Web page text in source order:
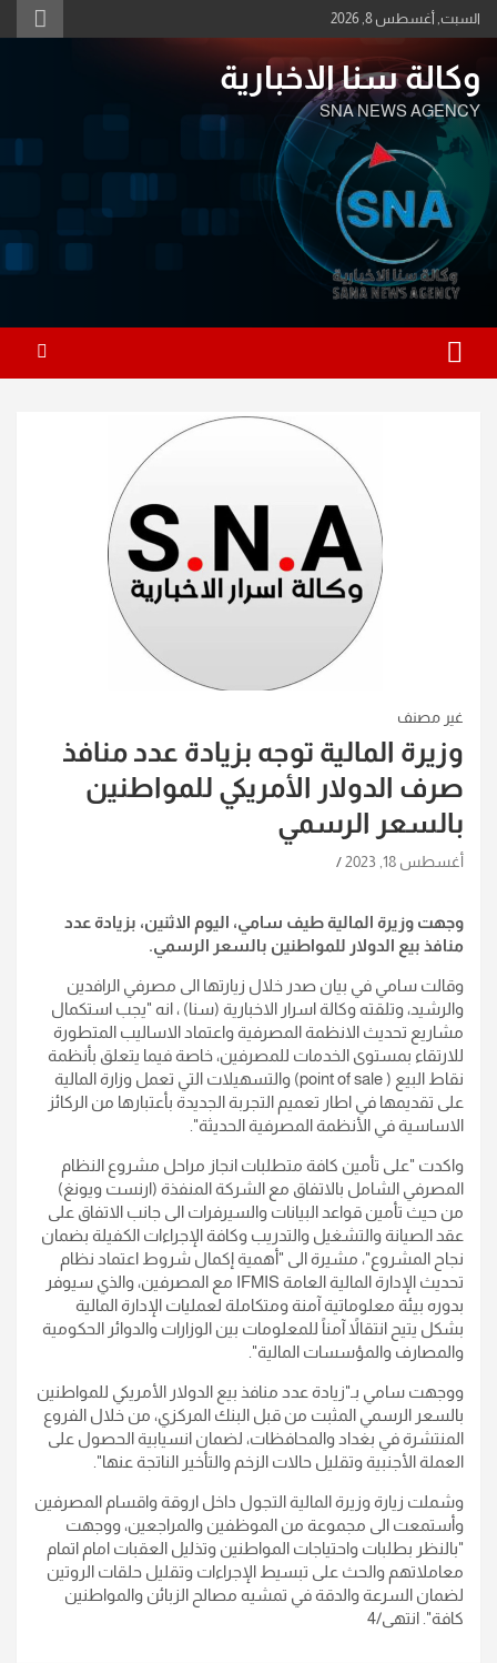
Skip
to
السبت, أغسطس 8, 2026
وكالة سنا الاخبارية
SNA NEWS AGENCY
غير مصنف
وزيرة المالية توجه بزيادة عدد منافذ
صرف الدولار الأمريكي للمواطنين
بالسعر الرسمي
أغسطس 18, 2023
وجهت وزيرة المالية طيف سامي، اليوم الاثنين، بزيادة عدد
منافذ بيع الدولار للمواطنين بالسعر الرسمي.
وقالت سامي في بيان صدر خلال زيارتها الى مصرفي الرافدين
والرشيد، وتلقته وكالة اسرار الاخبارية (سنا) ، انه "يجب استكمال
مشاريع تحديث الانظمة المصرفية واعتماد الاساليب المتطورة
للارتقاء بمستوى الخدمات للمصرفين، خاصة فيما يتعلق بأنظمة
نقاط البيع ( point of sale) والتسهيلات التي تعمل وزارة المالية
على تقديمها في اطار تعميم التجربة الجديدة بأعتبارها من الركائز
الاساسية في الأنظمة المصرفية الحديثة".
واكدت "على تأمين كافة متطلبات انجاز مراحل مشروع النظام
المصرفي الشامل بالاتفاق مع الشركة المنفذة (ارنست ويونغ)
من حيث تأمين قواعد البيانات والسيرفرات الى جانب الاتفاق على
عقد الصيانة والتشغيل والتدريب وكافة الإجراءات الكفيلة بضمان
نجاح المشروع"، مشيرة الى "أهمية إكمال شروط اعتماد نظام
تحديث الإدارة المالية العامة IFMIS مع المصرفين، والذي سيوفر
بدوره بيئة معلوماتية آمنة ومتكاملة لعمليات الإدارة المالية
بشكل يتيح انتقالاً آمناً للمعلومات بين الوزارات والدوائر الحكومية
والمصارف والمؤسسات المالية".
ووجهت سامي بـ"زيادة عدد منافذ بيع الدولار الأمريكي للمواطنين
بالسعر الرسمي المثبت من قبل البنك المركزي، من خلال الفروع
المنتشرة في بغداد والمحافظات، لضمان انسيابية الحصول على
العملة الأجنبية وتقليل حالات الزخم والتأخير الناتجة عنها".
وشملت زيارة وزيرة المالية التجول داخل اروقة واقسام المصرفين
وأستمعت الى مجموعة من الموظفين والمراجعين، ووجهت
"بالنظر بطلبات واحتياجات المواطنين وتذليل العقبات امام اتمام
معاملاتهم والحث على تبسيط الإجراءات وتقليل حلقات الروتين
لضمان السرعة والدقة في تمشيه مصالح الزبائن والمواطنين
كافة". انتهى/4